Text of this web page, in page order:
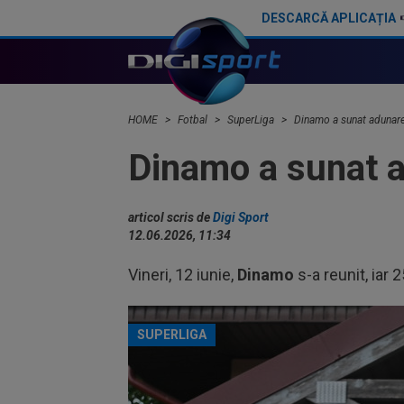
DESCARCĂ APLICAȚIA
HOME Fotbal SuperLiga Dinamo a sunat
Dinamo a sunat
articol scris deDigi Sport
12.06.2026, 11:34
Vineri, 12 iunie, Dinamo s-a reunit, iar
SUPERLIGA